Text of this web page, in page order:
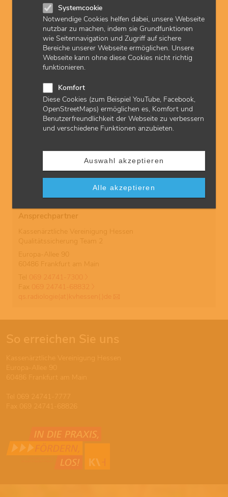
Systemcookie
Notwendige Cookies helfen dabei, unsere Webseite
nutzbar zu machen, indem sie Grundfunktionen
wie Seitennavigation und Zugriff auf sichere
Bereiche unserer Webseite ermöglichen. Unsere
Webseite kann ohne diese Cookies nicht richtig
funktionieren.
Komfort
Diese Cookies (zum Beispiel YouTube, Facebook,
OpenStreetMaps) ermöglichen es, Komfort und
Benutzerfreundlichkeit der Webseite zu verbessern
und verschiedene Funktionen anzubieten.
Auswahl akzeptieren
Alle akzeptieren
zuletzt aktualisiert am: 22.10.2025
Downloads
Gele-Liste | pdf | 475 KB
Schon gesehen? Die KVH informiert ihre Mitglieder auch
über dieAbrechnung von Kassenleistungen
in hessischen
Vertragsarzt- und -psychotherapeutenpraxen sowie über
EBM-Änderungen
Ansprechpartner
Kassenärztliche Vereinigung Hessen
Qualitätssicherung Team 2
Europa-Allee 90
60486 Frankfurt am Main
Tel 069 24741-7300
Fax 069 24741-68832
qs.radiologie(at)kvhessen(.)de